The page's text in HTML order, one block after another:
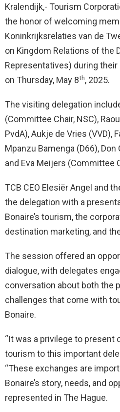
Kralendijk,- Tourism
the honor of welcoming
Koninkrijksrelaties van de
on Kingdom Relations of the
Representatives) during
on Thursday, May 8th, 2025.
The visiting delegation
(Committee Chair, NSC),
PvdA), Aukje de Vries (VVD),
Mpanzu Bamenga (D66),
and Eva Meijers (Committee
TCB CEO Elesiër Angel and
the delegation with a
Bonaire’s tourism, the
destination marketing, and
The session offered an
dialogue, with delegates
conversation about both the
challenges that come with
Bonaire.
“It was a privilege to present
tourism to this important
“These exchanges are
Bonaire’s story, needs, and
represented in The Hague.